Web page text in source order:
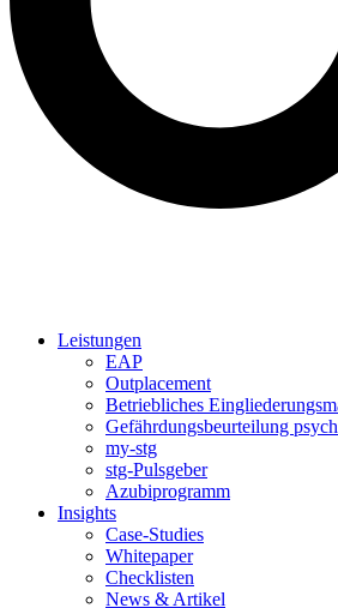
Leistungen
EAP
Outplacement
Betriebliches
Gefährdungsbeurteilung
my-stg
stg-Pulsgeber
Azubiprogramm
Insights
Case-Studies
Whitepaper
Checklisten
News & Artikel